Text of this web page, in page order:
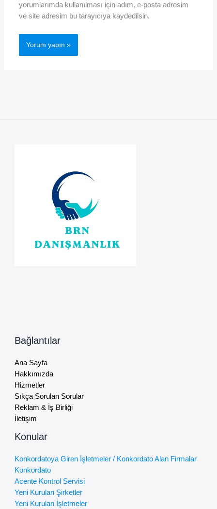
yorumlarımda kullanılması için adım, e-posta adresim
ve site adresim bu tarayıcıya kaydedilsin.
Bağlantılar
Ana Sayfa
Hakkımızda
Hizmetler
Sıkça Sorulan Sorular
Reklam & İş Birliği
İletişim
Konular
Konkordatoya Giren İşletmeler / Konkordato Alan Firmalar
Konkordato
Acente Kontrol Servisi
Yeni Kurulan Şirketler
Yeni Kurulan İşletmeler